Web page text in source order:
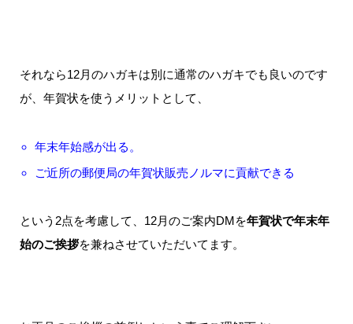
それなら12月のハガキは別に通常のハガキでも良いのです
が、年賀状を使うメリットとして、
年末年始感が出る。
ご近所の郵便局の年賀状販売ノルマに貢献できる
という2点を考慮して、12月のご案内DMを年賀状で年末年
始のご挨拶を兼ねさせていただいてます。